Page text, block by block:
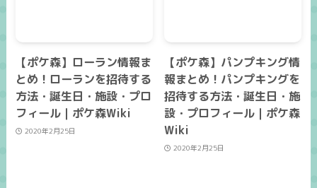
【ポケ森】ローラン情報ま
とめ！ローランを招待する
方法・誕生日・施設・プロ
フィール｜ポケ森Wiki
2020年2月25日
【ポケ森】パンプキング情
報まとめ！パンプキングを
招待する方法・誕生日・施
設・プロフィール｜ポケ森
Wiki
2020年2月25日